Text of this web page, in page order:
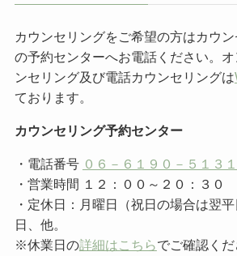
カウンセリングをご希望の方はカウ
の予約センターへお電話ください。
ンセリング及び電話カウンセリングは
ております。
カウンセリング予約センター
・電話番号 ０６－６１９０－５１３１
・営業時間 １２：００～２０：３０
・定休日：月曜日（祝日の場合は翌
日、他。
※休業日の詳細はこちらでご確認くだ